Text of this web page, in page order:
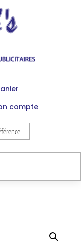
compte